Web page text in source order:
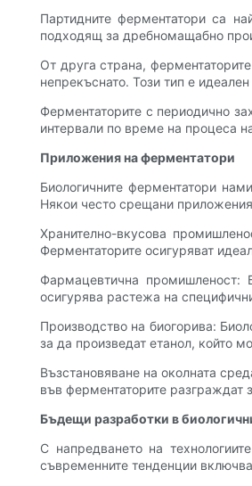
Партидните ферментатори са
подходящ за дребномащабно
От друга страна,
непрекъснато. Този тип е
Ферментаторите с периодично
интервали по време на процеса
Приложения на ферментатори
Биологичните ферментатори
Някои често срещани
Хранително-вкусова
Ферментаторите осигуряват
Фармацевтична промишленост:
осигурява растежа на
Производство на биогорива:
за да произведат етанол, който
Възстановяване на околната
във ферментаторите разграждат
Бъдещи разработки в
С напредването на
съвременните тенденции